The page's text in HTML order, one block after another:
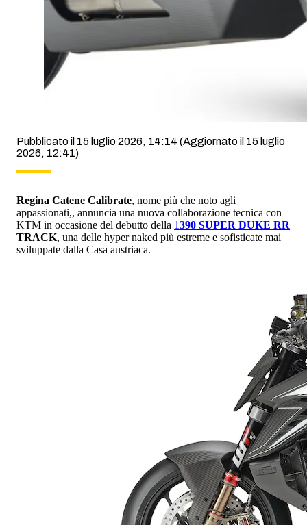
Pubblicato il 15 luglio 2026, 14:14 (Aggiornato il 15 luglio
2026, 12:41)
Regina Catene Calibrate, nome più che noto agli
appassionati,, annuncia una nuova collaborazione tecnica con
KTM in occasione del debutto della 1390 SUPER DUKE RR
TRACK, una delle hyper naked più estreme e sofisticate mai
sviluppate dalla Casa austriaca.